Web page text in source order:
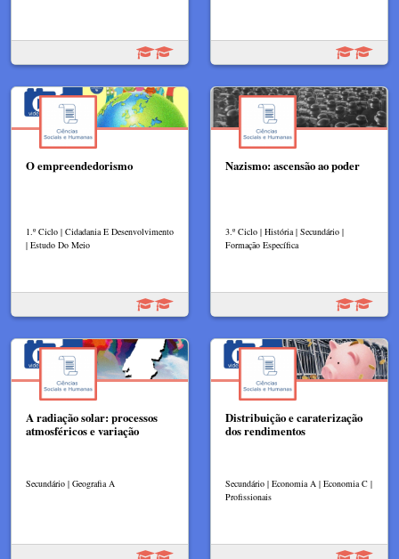
O empreendedorismo
1.º Ciclo | Cidadania E Desenvolvimento
| Estudo Do Meio
Nazismo: ascensão ao poder
3.º Ciclo | História | Secundário |
Formação Específica
A radiação solar: processos
atmosféricos e variação
Secundário | Geografia A
Distribuição e caraterização
dos rendimentos
Secundário | Economia A | Economia C |
Profissionais